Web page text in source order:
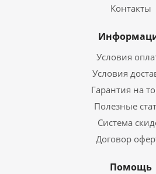
Контакты
Условия
Условия
Гарантия на
Полезные
Система
Договор
Помощь